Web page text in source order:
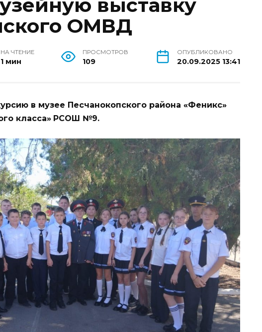
выставку
ОМВД
НА ЧТЕНИЕ
1 мин
ПРОСМОТРОВ
109
ОПУБЛИКОВАНО
20.09.2025 13:41
в музее Песчанокопского района «Феникс»
класса» РСОШ №9.